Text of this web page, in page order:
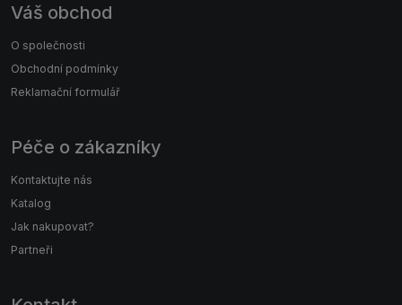
Váš obchod
O společnosti
Obchodní podmínky
Reklamační formulář
Péče o zákazníky
Kontaktujte nás
Katalog
Jak nakupovat?
Partneři